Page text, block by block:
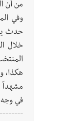
من أن
حدث
خلال
هكذا،
في وجه